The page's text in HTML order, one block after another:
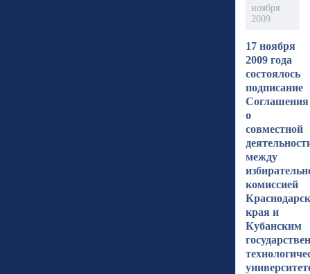
ноября
2009
17 ноября
2009 года
состоялось
подписание
Соглашения
о
совместной
между
комиссией
края и
Кубанским